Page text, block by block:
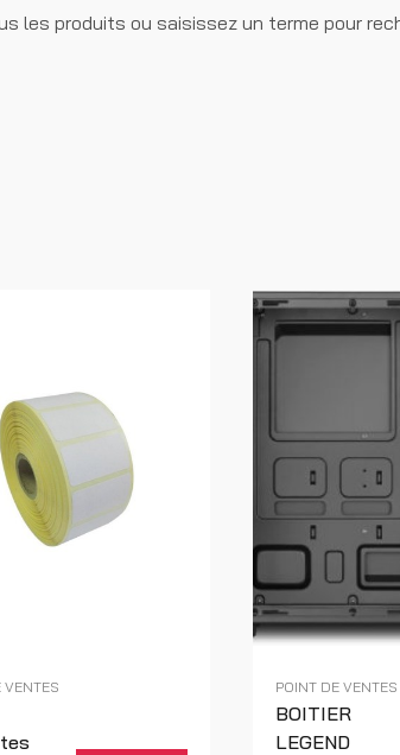
les produits ou saisissez un terme pour
VENTES POINT DE VENTES
BOITIER
LEGEND